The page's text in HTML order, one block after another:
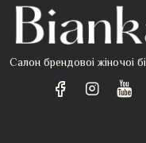
Салон брендовоі жіночоі